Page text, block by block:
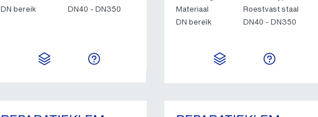
DN bereik
DN40 - DN350
Materiaal
Roestvast staal
DN bereik
DN40 - DN350